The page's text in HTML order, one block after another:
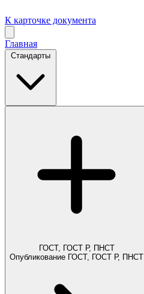
К карточке документа
Главная
Стандарты
ГОСТ, ГОСТ Р, ПНСТ
Опубликование ГОСТ, ГОСТ Р, ПНСТ